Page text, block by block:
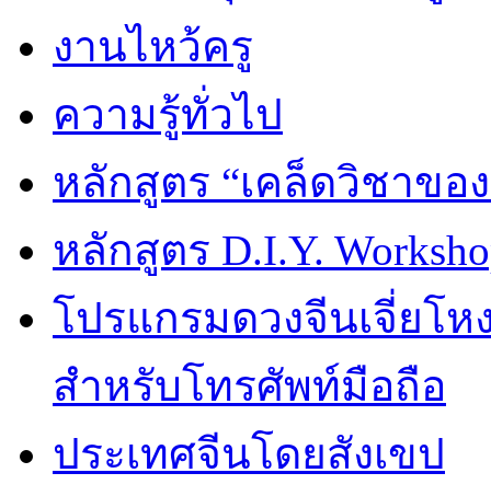
งานไหว้ครู
ความรู้ทั่วไป
หลักสูตร “เคล็ดวิชาขอ
หลักสูตร D.I.Y.
โปรแกรมดวงจีนเจี่ยโห
สำหรับโทรศัพท์มือถือ
ประเทศจีนโดยสังเขป